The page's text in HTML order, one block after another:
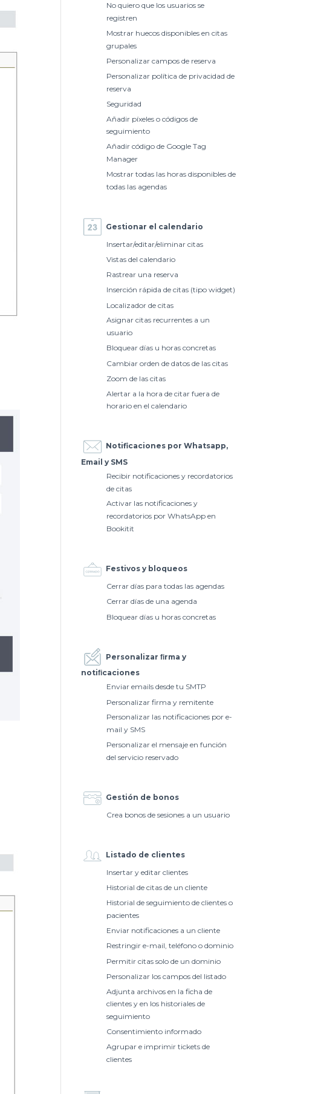
No quiero que los usuarios se
registren
Mostrar huecos disponibles en citas
grupales
Personalizar campos de reserva
Personalizar política de privacidad de
reserva
Seguridad
Añadir píxeles o códigos de
seguimiento
Añadir código de Google Tag
Manager
Mostrar todas las horas disponibles de
todas las agendas
Gestionar el calendario
Insertar/editar/eliminar citas
Vistas del calendario
Rastrear una reserva
Inserción rápida de citas (tipo widget)
Localizador de citas
Asignar citas recurrentes a un
usuario
Bloquear días u horas concretas
Cambiar orden de datos de las citas
Zoom de las citas
Alertar a la hora de citar fuera de
horario en el calendario
Notificaciones por Whatsapp,
Email y SMS
Recibir notificaciones y recordatorios
de citas
Activar las notificaciones y
recordatorios por WhatsApp en
Bookitit
Festivos y bloqueos
Cerrar días para todas las agendas
Cerrar días de una agenda
Bloquear días u horas concretas
Personalizar ﬁrma y
notiﬁcaciones
Enviar emails desde tu SMTP
Personalizar firma y remitente
Personalizar las notificaciones por e-
mail y SMS
Personalizar el mensaje en función
del servicio reservado
Gestión de bonos
Crea bonos de sesiones a un usuario
Listado de clientes
Insertar y editar clientes
Historial de citas de un cliente
Historial de seguimiento de clientes o
pacientes
Enviar notificaciones a un cliente
Restringir e-mail, teléfono o dominio
Permitir citas solo de un dominio
Personalizar los campos del listado
Adjunta archivos en la ficha de
clientes y en los historiales de
seguimiento
Consentimiento informado
Agrupar e imprimir tickets de
clientes